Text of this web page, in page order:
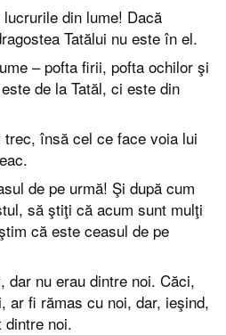
din lume! Dacă
Tatălui nu este în el.
– pofta firii, pofta ochilor şi
de la Tatăl, ci este din
însă cel ce face voia lui
de pe urmă! Şi după cum
să ştiţi că acum sunt mulţi
că este ceasul de pe
dar nu erau dintre noi. Căci,
ar fi rămas cu noi, dar, ieşind,
dintre noi.